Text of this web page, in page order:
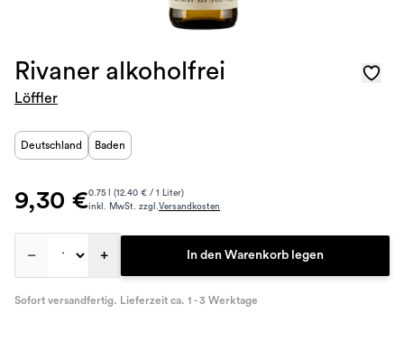
Rivaner alkoholfrei
Löffler
Deutschland Baden
9,30 €0.75 l (12.40 € / 1 Liter)
inkl. MwSt. zzgl.Versandkosten
– + In den Warenkorb legen
Sofort versandfertig. Lieferzeit ca. 1 - 3 Werktage